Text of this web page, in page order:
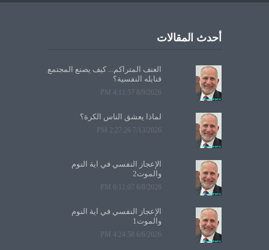
أحدث المقالات
العنف المتراكم... كيف يصنع المجتمع
قنابله النفسية؟
8/9/2026 4:11:57 PM
لماذا يعشق الناس الكرة؟
7/13/2026 2:27:26 PM
الإعجاز النفسي في آية النوم
والموت2
6/8/2026 6:11:07 PM
الإعجاز النفسي في آية النوم
والموت1
6/6/2026 4:24:58 PM